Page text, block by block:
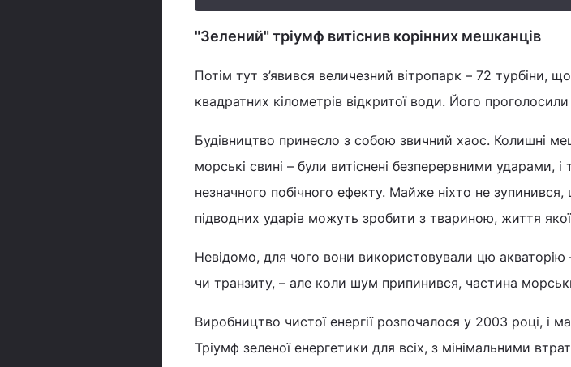
"Зелений" тріумф витіснив корінних мешканців
Потім тут з’явився величезний вітропарк – 72 турбіни,
квадратних кілометрів відкритої води. Його
Будівництво принесло з собою звичний хаос. Колишні
морські свині – були витіснені безперервними ударами, і
незначного побічного ефекту. Майже ніхто не
підводних ударів можуть зробити з твариною, життя
Невідомо, для чого вони використовували цю
чи транзиту, – але коли шум припинився, частина
Виробництво чистої енергії розпочалося у 2003 році, і
Тріумф зеленої енергетики для всіх, з мінімальними